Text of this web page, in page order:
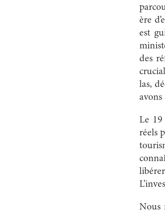
ère
est
des
las,
avons
Le 19
réels
Nous